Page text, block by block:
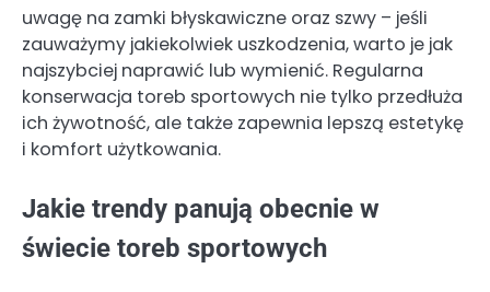
uwagę na zamki błyskawiczne oraz szwy – jeśli
zauważymy jakiekolwiek uszkodzenia, warto je jak
najszybciej naprawić lub wymienić. Regularna
konserwacja toreb sportowych nie tylko przedłuża
ich żywotność, ale także zapewnia lepszą estetykę
i komfort użytkowania.
Jakie trendy panują obecnie w
świecie toreb sportowych